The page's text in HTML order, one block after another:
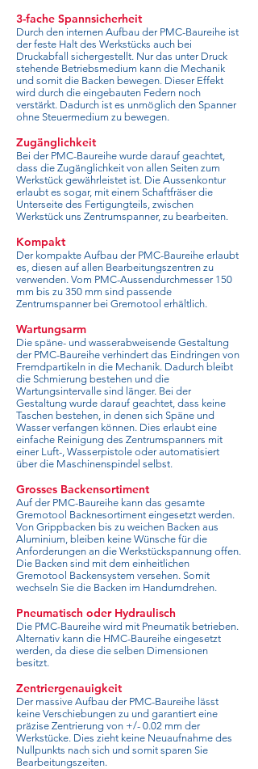
3-fache Spannsicherheit
Durch den internen Aufbau der PMC-Baureihe ist
der feste Halt des Werkstücks auch bei
Druckabfall sichergestellt. Nur das unter Druck
stehende Betriebsmedium kann die Mechanik
und somit die Backen bewegen. Dieser Effekt
wird durch die eingebauten Federn noch
verstärkt. Dadurch ist es unmöglich den Spanner
ohne Steuermedium zu bewegen.
Zugänglichkeit
Bei der PMC-Baureihe wurde darauf geachtet,
dass die Zugänglichkeit von allen Seiten zum
Werkstück gewährleistet ist. Die Aussenkontur
erlaubt es sogar, mit einem Schaftfräser die
Unterseite des Fertigungteils, zwischen
Werkstück uns Zentrumspanner, zu bearbeiten.
Kompakt
Der kompakte Aufbau der PMC-Baureihe erlaubt
es, diesen auf allen Bearbeitungszentren zu
verwenden. Vom PMC-Aussendurchmesser 150
mm bis zu 350 mm sind passende
Zentrumspanner bei Gremotool erhältlich.
Wartungsarm
Die späne- und wasserabweisende Gestaltung
der PMC-Baureihe verhindert das Eindringen von
Fremdpartikeln in die Mechanik. Dadurch bleibt
die Schmierung bestehen und die
Wartungsintervalle sind länger. Bei der
Gestaltung wurde darauf geachtet, dass keine
Taschen bestehen, in denen sich Späne und
Wasser verfangen können. Dies erlaubt eine
einfache Reinigung des Zentrumspanners mit
einer Luft-, Wasserpistole oder automatisiert
über die Maschinenspindel selbst.
Grosses Backensortiment
Auf der PMC-Baureihe kann das gesamte
Gremotool Backnesortiment eingesetzt werden.
Von Grippbacken bis zu weichen Backen aus
Aluminium, bleiben keine Wünsche für die
Anforderungen an die Werkstückspannung offen.
Die Backen sind mit dem einheitlichen
Gremotool Backensystem versehen. Somit
wechseln Sie die Backen im Handumdrehen.
Pneumatisch oder Hydraulisch
Die PMC-Baureihe wird mit Pneumatik betrieben.
Alternativ kann die HMC-Baureihe eingesetzt
werden, da diese die selben Dimensionen
besitzt.
Zentriergenauigkeit
Der massive Aufbau der PMC-Baureihe lässt
keine Verschiebungen zu und garantiert eine
präzise Zentrierung von +/- 0.02 mm der
Werkstücke. Dies zieht keine Neuaufnahme des
Nullpunkts nach sich und somit sparen Sie
Bearbeitungszeiten.